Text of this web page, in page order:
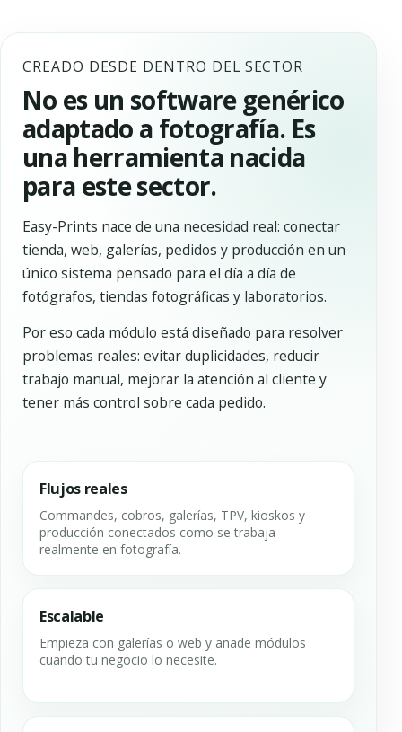
CREADO DESDE DENTRO DEL SECTOR
No es un software genérico
adaptado a fotografía. Es
una herramienta nacida
para este sector.
Easy-Prints nace de una necesidad real: conectar
tienda, web, galerías, pedidos y producción en un
único sistema pensado para el día a día de
fotógrafos, tiendas fotográficas y laboratorios.
Por eso cada módulo está diseñado para resolver
problemas reales: evitar duplicidades, reducir
trabajo manual, mejorar la atención al cliente y
tener más control sobre cada pedido.
Flujos reales
Commandes, cobros, galerías, TPV, kioskos y
producción conectados como se trabaja
realmente en fotografía.
Escalable
Empieza con galerías o web y añade módulos
cuando tu negocio lo necesite.